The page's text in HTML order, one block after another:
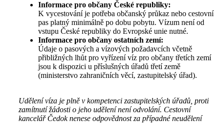
Informace pro občany České republiky:
K vycestování je potřeba občanský průkaz nebo cestovní
pas platný minimálně po dobu pobytu. Vízum není od
vstupu České republiky do Evropské unie nutné.
Informace pro občany ostatních zemí:
Údaje o pasových a vízových požadavcích včetně
přibližných lhůt pro vyřízení víz pro občany třetích zemí
jsou k dispozici u příslušných úřadů třetí země
(ministerstvo zahraničních věcí, zastupitelský úřad).
Udělení víza je plně v kompetenci zastupitelských úřadů, proti
zamítnutí žádosti o jeho udělení není odvolání. Cestovní
kancelář Čedok nenese odpovědnost za případné neudělení